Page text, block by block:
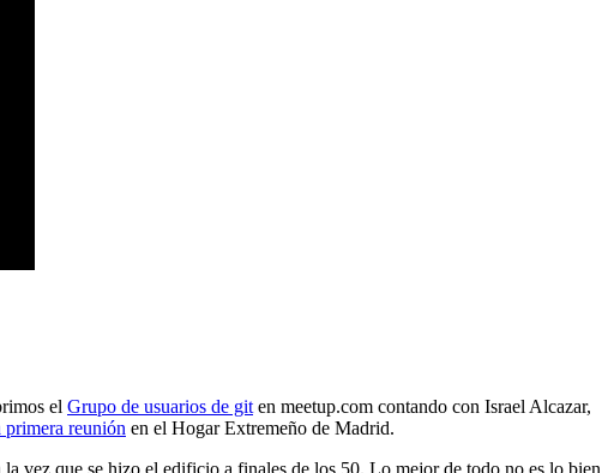
el Grupo de usuarios de git en meetup.com contando con Israel Alcazar,
primera reunión en el Hogar Extremeño de Madrid.
vez que se hizo el edificio a finales de los 50. Lo mejor de todo no es lo bien